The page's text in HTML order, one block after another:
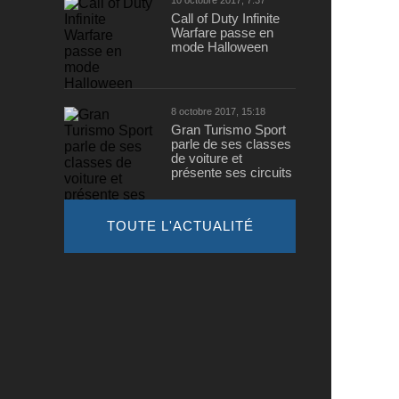
Call of Duty Infinite
Warfare passe en
mode Halloween
8 octobre 2017, 15:18
Gran Turismo Sport
parle de ses classes
de voiture et
présente ses circuits
TOUTE L'ACTUALITÉ